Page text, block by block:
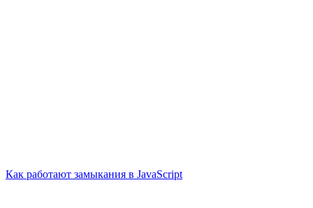
Как работают замыкания в JavaScript